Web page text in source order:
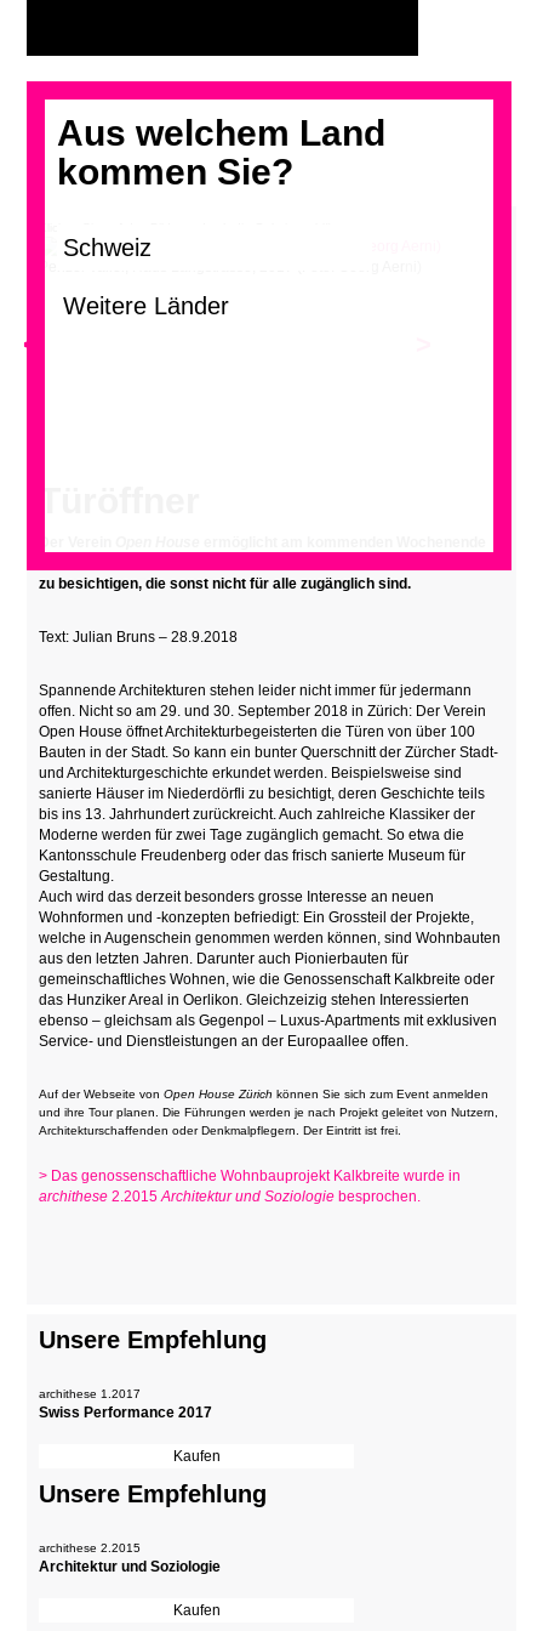
Aus welchem Land
kommen Sie?
<
zu besichtigen, die sonst nicht für alle zugänglich sind.
Text: Julian Bruns – 28.9.2018
Spannende Architekturen stehen leider nicht immer für jedermann
offen. Nicht so am 29. und 30. September 2018 in Zürich: Der Verein
Open House öffnet Architekturbegeisterten die Türen von über 100
Bauten in der Stadt. So kann ein bunter Querschnitt der Zürcher Stadt-
und Architekturgeschichte erkundet werden. Beispielsweise sind
sanierte Häuser im Niederdörfli zu besichtigt, deren Geschichte teils
bis ins 13. Jahrhundert zurückreicht. Auch zahlreiche Klassiker der
Moderne werden für zwei Tage zugänglich gemacht. So etwa die
Kantonsschule Freudenberg oder das frisch sanierte Museum für
Gestaltung.
Auch wird das derzeit besonders grosse Interesse an neuen
Wohnformen und -konzepten befriedigt: Ein Grossteil der Projekte,
welche in Augenschein genommen werden können, sind Wohnbauten
aus den letzten Jahren. Darunter auch Pionierbauten für
gemeinschaftliches Wohnen, wie die Genossenschaft Kalkbreite oder
das Hunziker Areal in Oerlikon. Gleichzeizig stehen Interessierten
ebenso – gleichsam als Gegenpol – Luxus-Apartments mit exklusiven
Service- und Dienstleistungen an der Europaallee offen.
Auf der Webseite vonOpen House Zürich können Sie sich zum Event anmelden
und ihre Tour planen. Die Führungen werden je nach Projekt geleitet von Nutzern,
Architekturschaffenden oder Denkmalpflegern. Der Eintritt ist frei.
> Das genossenschaftliche Wohnbauprojekt Kalkbreite wurde in
archithese 2.2015Architektur und Soziologie besprochen.
Unsere Empfehlung
archithese 1.2017
Swiss Performance 2017
Unsere Empfehlung
archithese 2.2015
Architektur und Soziologie